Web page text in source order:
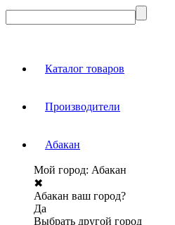
Каталог товаров
Производители
Абакан
Мой город: Абакан
✖
Абакан ваш город?
Да
Выбрать другой город